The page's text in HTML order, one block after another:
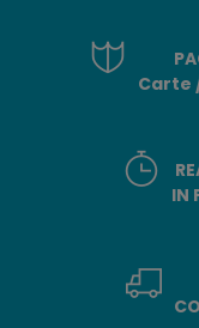
Carte
IN